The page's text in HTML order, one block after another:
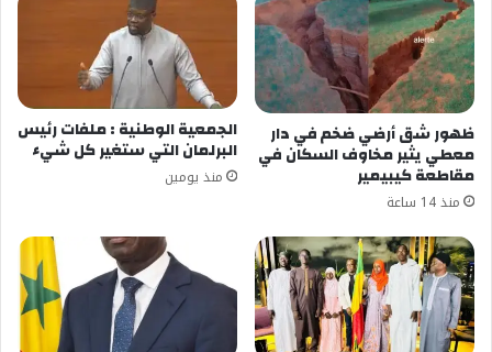
ظهور شق أرضي ضخم في دار
معطي يثير مخاوف السكان في
مقاطعة كيبيمير
منذ 14 ساعة
الجمعية الوطنية : ملفات رئيس
البرلمان التي ستغير كل شيء
منذ يومين